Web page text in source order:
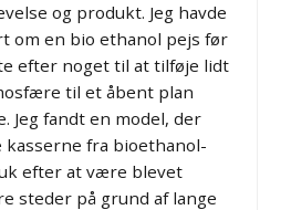
og produkt. Jeg havde
om en bio ethanol pejs før
efter noget til at tilføje lidt
til et åbent plan
Jeg fandt en model, der
kasserne fra bioethanol-
efter at være blevet
steder på grund af lange